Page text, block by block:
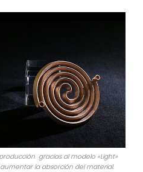
gracias al modelo «Light»
la absorción del material.